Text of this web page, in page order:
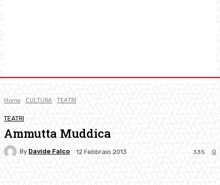
Home CULTURA TEATRI
TEATRI
Ammutta Muddica
By Davide Falco 12 Febbraio 2013 0
335